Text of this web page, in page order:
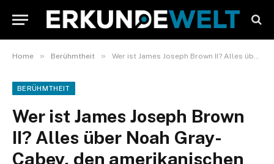
Home » Berühmtheit » Wer ist James Joseph Brown II? Alles über Noah Gray-Cabey, den amerikanischen Schauspieler und Pianisten
BERÜHMTHEIT
Wer ist James Joseph Brown
II? Alles über Noah Gray-
Cabey, den amerikanischen